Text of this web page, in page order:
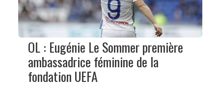
OL : Eugénie Le Sommer première
ambassadrice féminine de la
fondation UEFA